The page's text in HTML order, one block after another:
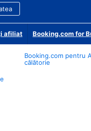
afiliat Booking.com for
Booking.com pentru
călătorie